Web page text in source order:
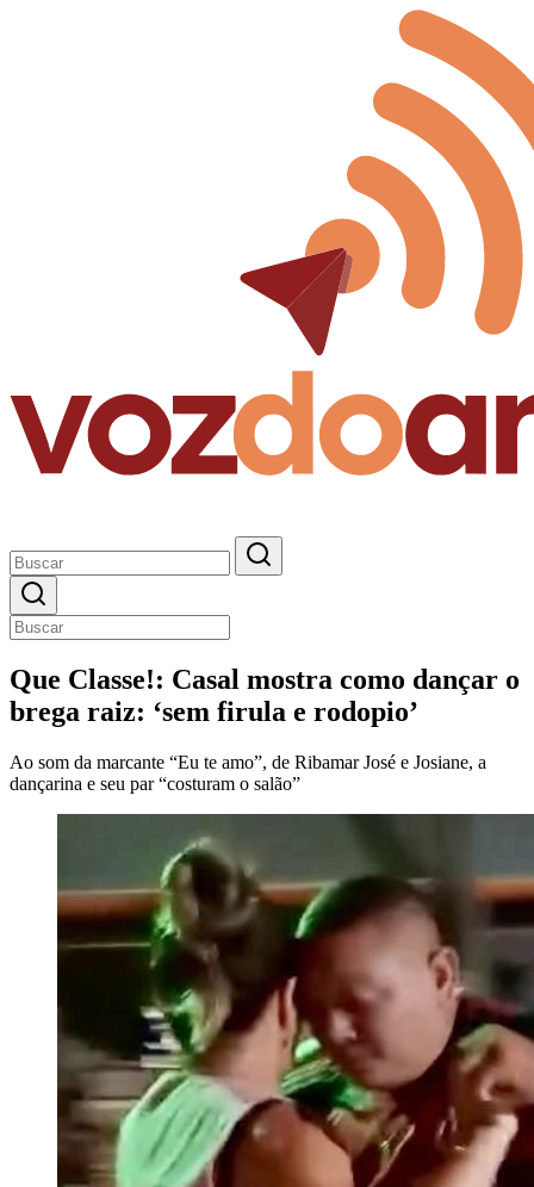
Que Classe!: Casal mostra como dançar o
brega raiz: ‘sem firula e rodopio’
Ao som da marcante “Eu te amo”, de Ribamar José e Josiane, a
dançarina e seu par “costuram o salão”